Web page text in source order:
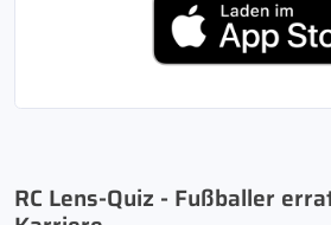
RC Lens-Quiz - Fußballer